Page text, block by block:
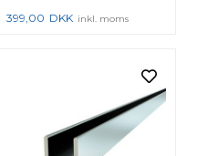
399,00 DKK inkl. moms